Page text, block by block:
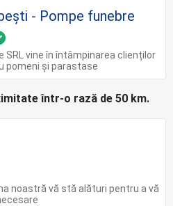
- Pompe funebre
SRL vine în întâmpinarea clienților
pomeni și parastase
într-o rază de 50 km.
noastră vă stă alături pentru a vă